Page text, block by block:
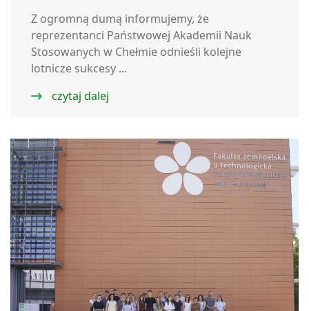
Z ogromną dumą informujemy, że
reprezentanci Państwowej Akademii Nauk
Stosowanych w Chełmie odnieśli kolejne
lotnicze sukcesy ...
czytaj dalej